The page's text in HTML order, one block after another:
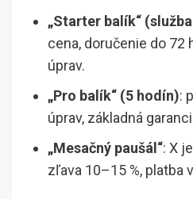
„Starter balík“
cena, doručenie do 72
úprav.
„Pro balík“ (5 hodín):
úprav, základná
„Mesačný paušál“: X
zľava 10–15 %, platba